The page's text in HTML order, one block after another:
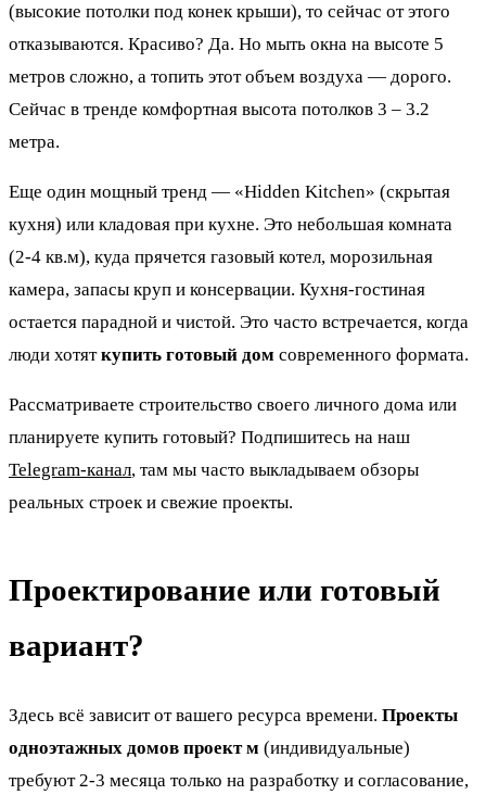
(высокие потолки под конек крыши), то сейчас от этого
отказываются. Красиво? Да. Но мыть окна на высоте 5
метров сложно, а топить этот объем воздуха — дорого.
Сейчас в тренде комфортная высота потолков 3 – 3.2
метра.
Еще один мощный тренд — «Hidden Kitchen» (скрытая
кухня) или кладовая при кухне. Это небольшая комната
(2-4 кв.м), куда прячется газовый котел, морозильная
камера, запасы круп и консервации. Кухня-гостиная
остается парадной и чистой. Это часто встречается, когда
люди хотяткупить готовый дом современного формата.
Рассматриваете строительство своего личного дома или
планируете купить готовый? Подпишитесь на наш
Telegram-канал, там мы часто выкладываем обзоры
реальных строек и свежие проекты.
Проектирование или готовый
вариант?
Здесь всё зависит от вашего ресурса времени. Проекты
одноэтажных домов проект м (индивидуальные)
требуют 2-3 месяца только на разработку и согласование,